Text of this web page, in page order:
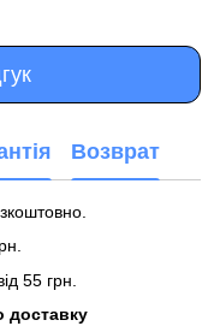
Возврат
55 грн.
доставку